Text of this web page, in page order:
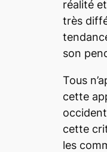
réalité
très
son
Tous
cette
cette
les